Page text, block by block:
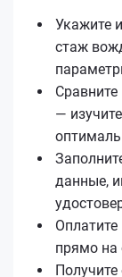
Укажите
стаж
—
данные,
прямо на